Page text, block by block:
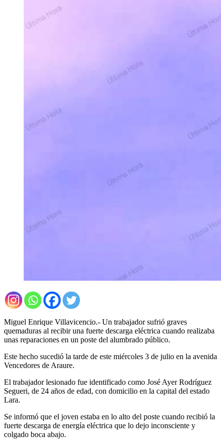
Miguel Enrique Villavicencio.- Un trabajador sufrió graves
quemaduras al recibir una fuerte descarga eléctrica cuando realizaba
unas reparaciones en un poste del alumbrado público.
Este hecho sucedió la tarde de este miércoles 3 de julio en la avenida
Vencedores de Araure.
El trabajador lesionado fue identificado como José Ayer Rodríguez
Segueri, de 24 años de edad, con domicilio en la capital del estado
Lara.
Se informó que el joven estaba en lo alto del poste cuando recibió la
fuerte descarga de energía eléctrica que lo dejo inconsciente y
colgado boca abajo.